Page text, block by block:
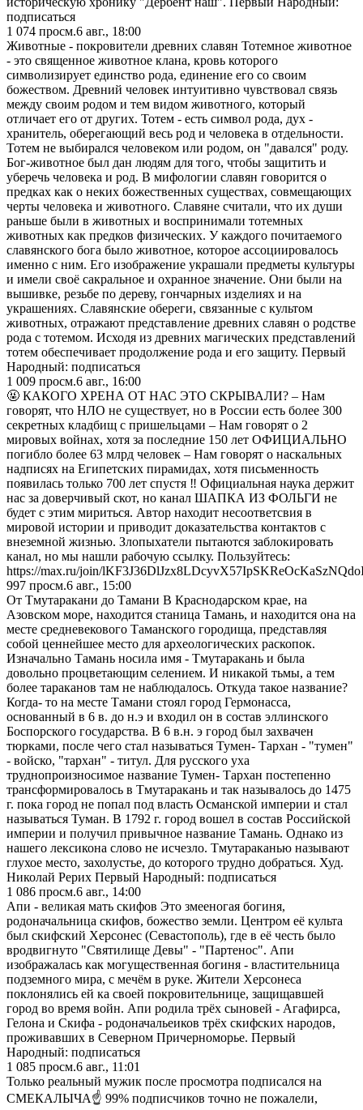
подписаться
1 074 просм.6 авг., 18:00
Животные - покровители древних славян Тотемное животное
- это священное животное клана, кровь которого
символизирует единство рода, единение его со своим
божеством. Древний человек интуитивно чувствовал связь
между своим родом и тем видом животного, который
отличает его от других. Тотем - есть символ рода, дух -
хранитель, оберегающий весь род и человека в отдельности.
Тотем не выбирался человеком или родом, он "давался" роду.
Бог-животное был дан людям для того, чтобы защитить и
уберечь человека и род. В мифологии славян говорится о
предках как о неких божественных существах, совмещающих
черты человека и животного. Славяне считали, что их души
раньше были в животных и воспринимали тотемных
животных как предков физических. У каждого почитаемого
славянского бога было животное, которое ассоциировалось
именно с ним. Его изображение украшали предметы культуры
и имели своё сакральное и охранное значение. Они были на
вышивке, резьбе по дереву, гончарных изделиях и на
украшениях. Славянские обереги, связанные с культом
животных, отражают представление древних славян о родстве
рода с тотемом. Исходя из древних магических представлений
тотем обеспечивает продолжение рода и его защиту. Первый
Народный: подписаться
1 009 просм.6 авг., 16:00
🤬 КАКОГО ХРЕНА ОТ НАС ЭТО СКРЫВАЛИ? – Нам
говорят, что НЛО не существует, но в России есть более 300
секретных кладбищ с пришельцами – Нам говорят о 2
мировых войнах, хотя за последние 150 лет ОФИЦИАЛЬНО
погибло более 63 млрд человек – Нам говорят о наскальных
надписях на Египетских пирамидах, хотя письменность
появилась только 700 лет спустя ‼️ Официальная наука держит
нас за доверчивый скот, но канал ШАПКА ИЗ ФОЛЬГИ не
будет с этим мириться. Автор находит несоответсвия в
мировой истории и приводит доказательства контактов с
внеземной жизнью. Злопыхатели пытаются заблокировать
канал, но мы нашли рабочую ссылку. Пользуйтесь:
https://max.ru/join/
997 просм.6 авг., 15:00
От Тмутаракани до Тамани В Краснодарском крае, на
Азовском море, находится станица Тамань, и находится она на
месте средневекового Таманского городища, представляя
собой ценнейшее место для археологических раскопок.
Изначально Тамань носила имя - Тмутаракань и была
довольно процветающим селением. И никакой тьмы, а тем
более тараканов там не наблюдалось. Откуда такое название?
Когда- то на месте Тамани стоял город Гермонасса,
основанный в 6 в. до н.э и входил он в состав эллинского
Боспорского государства. В 6 в.н. э город был захвачен
тюрками, после чего стал называться Тумен- Тархан - "тумен"
- войско, "тархан" - титул. Для русского уха
труднопроизносимое название Тумен- Тархан постепенно
трансформировалось в Тмутаракань и так называлось до 1475
г. пока город не попал под власть Османской империи и стал
называться Туман. В 1792 г. город вошел в состав Российской
империи и получил привычное название Тамань. Однако из
нашего лексикона слово не исчезло. Тмутараканью называют
глухое место, захолустье, до которого трудно добраться. Худ.
Николай Рерих Первый Народный: подписаться
1 086 просм.6 авг., 14:00
Апи - великая мать скифов Это змееногая богиня,
родоначальница скифов, божество земли. Центром её культа
был скифский Херсонес (Севастополь), где в её честь было
вродвигнуто "Святилище Девы" - "Партенос". Апи
изображалась как могущественная богиня - властительница
подземного мира, с мечём в руке. Жители Херсонеса
поклонялись ей ка своей покровительнице, защищавшей
город во время войн. Апи родила трёх сыновей - Агафирса,
Гелона и Скифа - родоначальеиков трёх скифских народов,
проживавших в Северном Причерноморье. Первый
Народный: подписаться
1 085 просм.6 авг., 11:01
Только реальный мужик после просмотра подписался на
СМЕКАЛЫЧА☝️ 99% подписчиков точно не пожалели,